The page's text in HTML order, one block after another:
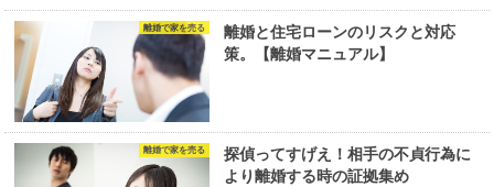
離婚で家を売る
離婚と住宅ローンのリスクと対応
策。【離婚マニュアル】
離婚で家を売る
探偵ってすげえ！相手の不貞行為に
より離婚する時の証拠集め